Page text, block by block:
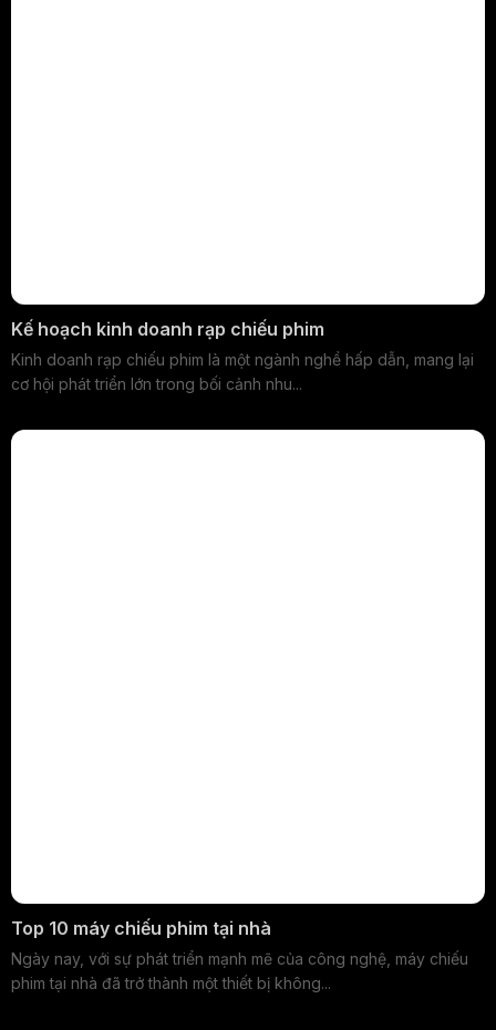
Kế hoạch kinh doanh rạp chiếu phim
Kinh doanh rạp chiếu phim là một ngành nghề hấp dẫn, mang lại
cơ hội phát triển lớn trong bối cảnh nhu...
Top 10 máy chiếu phim tại nhà
Ngày nay, với sự phát triển mạnh mẽ của công nghệ, máy chiếu
phim tại nhà đã trở thành một thiết bị không...